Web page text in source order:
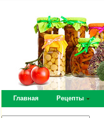
Главная Рецепты